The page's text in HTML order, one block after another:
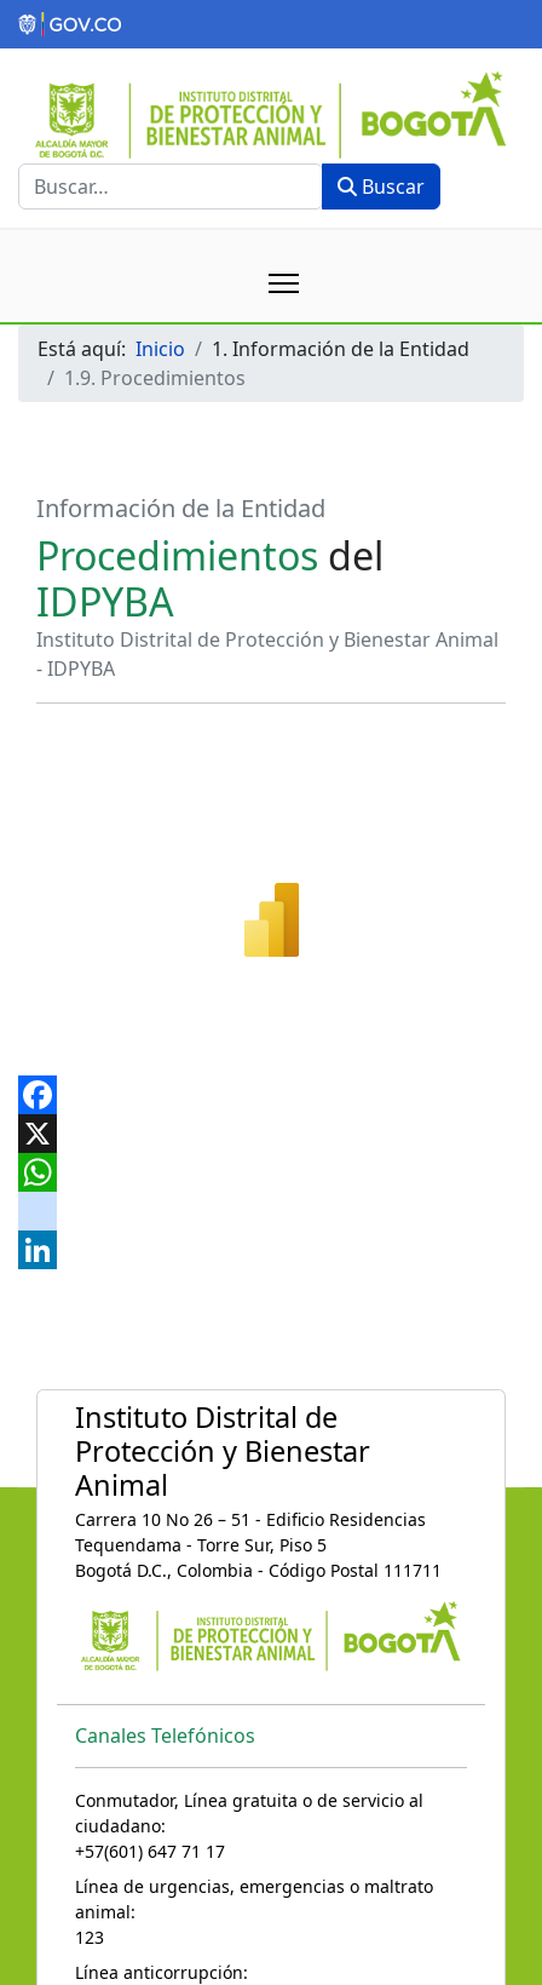
Buscar Buscar
Está aquí: Inicio
1. Información de la Entidad
1.9. Procedimientos
Información de la Entidad
Procedimientos del
IDPYBA
Instituto Distrital de Protección y Bienestar Animal
- IDPYBA
Facebook
X
instagram
Instituto Distrital de
Protección y Bienestar
Animal
Carrera 10 No 26 – 51 - Edificio Residencias
Tequendama - Torre Sur, Piso 5
Bogotá D.C., Colombia - Código Postal 111711
Canales Telefónicos
Conmutador, Línea gratuita o de servicio al
ciudadano:
+57(601) 647 71 17
Línea de urgencias, emergencias o maltrato
animal:
123
Línea anticorrupción: